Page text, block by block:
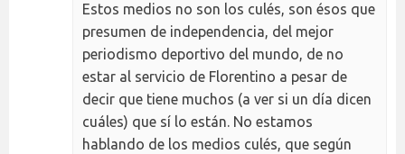
Estos medios no son los culés, son ésos que
presumen de independencia, del mejor
periodismo deportivo del mundo, de no
estar al servicio de Florentino a pesar de
decir que tiene muchos (a ver si un día dicen
cuáles) que sí lo están. No estamos
hablando de los medios culés, que según